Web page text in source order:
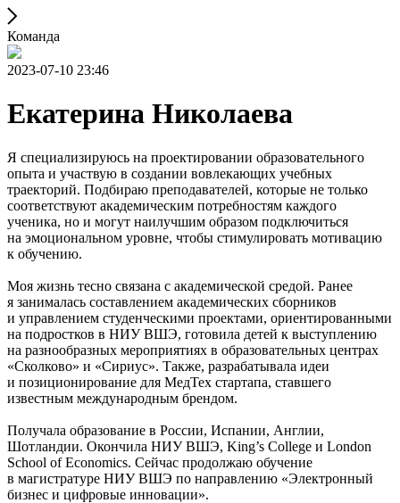
Команда
2023-07-10 23:46
Екатерина Николаева
Я специализируюсь на проектировании образовательного
опыта и участвую в создании вовлекающих учебных
траекторий. Подбираю преподавателей, которые не только
соответствуют академическим потребностям каждого
ученика, но и могут наилучшим образом подключиться
на эмоциональном уровне, чтобы стимулировать мотивацию
к обучению.
Моя жизнь тесно связана с академической средой. Ранее
я занималась составлением академических сборников
и управлением студенческими проектами, ориентированными
на подростков в НИУ ВШЭ, готовила детей к выступлению
на разнообразных мероприятиях в образовательных центрах
«Сколково» и «Сириус». Также, разрабатывала идеи
и позиционирование для МедТех стартапа, ставшего
известным международным брендом.
Получала образование в России, Испании, Англии,
Шотландии. Окончила НИУ ВШЭ, King’s College и London
School of Economics. Сейчас продолжаю обучение
в магистратуре НИУ ВШЭ по направлению «Электронный
бизнес и цифровые инновации».